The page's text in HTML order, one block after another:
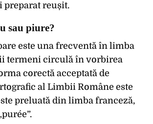
preparat reușit.
sau piure?
este una frecventă în limba
termeni circulă în vorbirea
corectă acceptată de
al Limbii Române este
preluată din limba franceză,